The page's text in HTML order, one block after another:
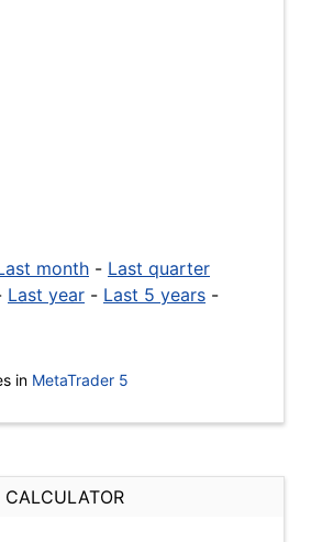
month - Last quarter
Last year - Last 5 years -
in MetaTrader 5
CALCULATOR